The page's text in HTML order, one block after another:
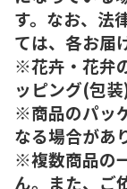
す。なお、法
ては、各お届
※花卉・花弁
ッピング(包
※商品のパッ
なる場合があ
※複数商品の
ん。また、ご